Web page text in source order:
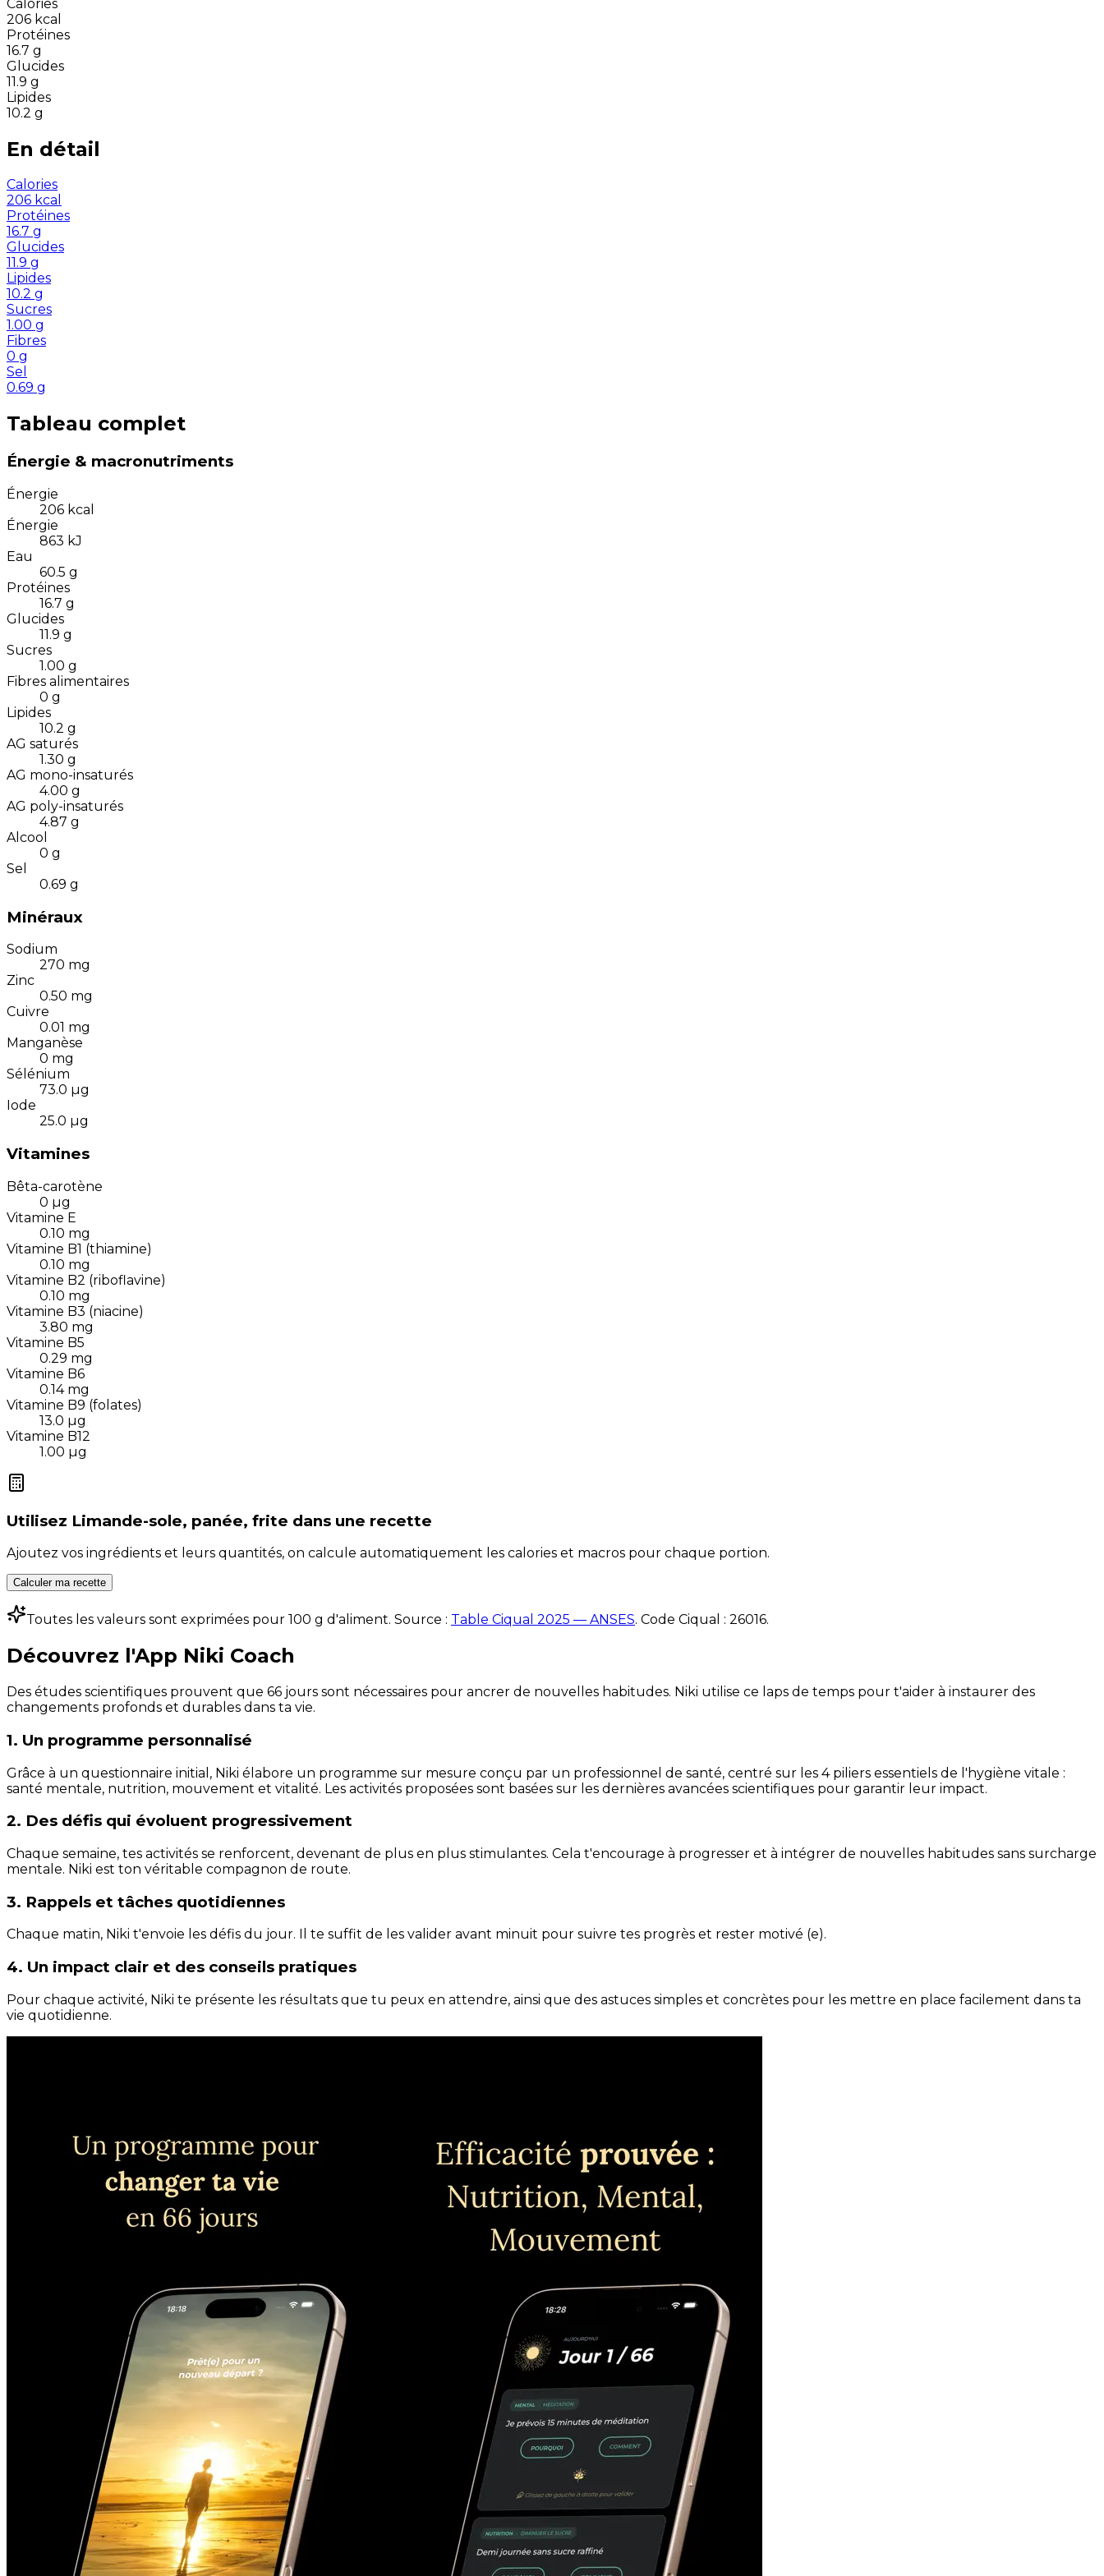
Calories
206 kcal
Protéines
16.7 g
Glucides
11.9 g
Lipides
10.2 g
En détail
Calories
206 kcal
Protéines
16.7 g
Glucides
11.9 g
Lipides
10.2 g
Sucres
1.00 g
Fibres
0 g
Sel
0.69 g
Tableau complet
Énergie & macronutriments
Énergie
206 kcal
Énergie
863 kJ
Eau
60.5 g
Protéines
16.7 g
Glucides
11.9 g
Sucres
1.00 g
Fibres alimentaires
0 g
Lipides
10.2 g
AG saturés
1.30 g
AG mono-insaturés
4.00 g
AG poly-insaturés
4.87 g
Alcool
0 g
Sel
0.69 g
Minéraux
Sodium
270 mg
Zinc
0.50 mg
Cuivre
0.01 mg
Manganèse
0 mg
Sélénium
73.0 µg
Iode
25.0 µg
Vitamines
Bêta-carotène
0 µg
Vitamine E
0.10 mg
Vitamine B1 (thiamine)
0.10 mg
Vitamine B2 (riboflavine)
0.10 mg
Vitamine B3 (niacine)
3.80 mg
Vitamine B5
0.29 mg
Vitamine B6
0.14 mg
Vitamine B9 (folates)
13.0 µg
Vitamine B12
1.00 µg
Utilisez Limande-sole, panée, frite dans une recette
Ajoutez vos ingrédients et leurs quantités, on calcule automatiquement les calories et macros pour chaque portion.
Calculer ma recette
Toutes les valeurs sont exprimées pour 100 g d'aliment. Source : Table Ciqual 2025 — ANSES. Code Ciqual : 26016.
Découvrez l'App Niki Coach
Des études scientifiques prouvent que 66 jours sont nécessaires pour ancrer de nouvelles habitudes. Niki utilise ce laps de temps pour t'aider à instaurer des
changements profonds et durables dans ta vie.
1. Un programme personnalisé
Grâce à un questionnaire initial, Niki élabore un programme sur mesure conçu par un professionnel de santé, centré sur les 4 piliers essentiels de l'hygiène vitale :
santé mentale, nutrition, mouvement et vitalité. Les activités proposées sont basées sur les dernières avancées scientifiques pour garantir leur impact.
2. Des défis qui évoluent progressivement
Chaque semaine, tes activités se renforcent, devenant de plus en plus stimulantes. Cela t'encourage à progresser et à intégrer de nouvelles habitudes sans surcharge
mentale. Niki est ton véritable compagnon de route.
3. Rappels et tâches quotidiennes
Chaque matin, Niki t'envoie les défis du jour. Il te suffit de les valider avant minuit pour suivre tes progrès et rester motivé (e).
4. Un impact clair et des conseils pratiques
Pour chaque activité, Niki te présente les résultats que tu peux en attendre, ainsi que des astuces simples et concrètes pour les mettre en place facilement dans ta
vie quotidienne.